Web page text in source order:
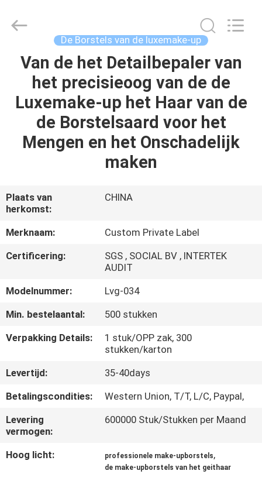
HUIS
PRODUCTEN
ONGEVEER
FABRIEKSREIS
KWALITEITSCONTROLE
PRIVACY
Chanmy
Cosmetics
Reserved.
De Borstels van de luxemake-up
Van de het Detailbepaler van
het precisieoog van de de
Luxemake-up het Haar van de
de Borstelsaard voor het
Mengen en het Onschadelijk
maken
Plaats van
herkomst:
CHINA
Merknaam:
Custom Private Label
Certificering:
SGS , SOCIAL BV , INTERTEK
AUDIT
Modelnummer:
Lvg-034
Min. bestelaantal:
500 stukken
Verpakking Details:
1 stuk/OPP zak, 300
stukken/karton
Levertijd:
35-40days
Betalingscondities:
Western Union, T/T, L/C, Paypal,
Levering
vermogen:
600000 Stuk/Stukken per Maand
Hoog licht: professionele make-upborstels,
de make-upborstels van het geithaar